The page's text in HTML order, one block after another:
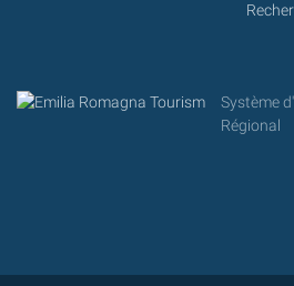
Système
Régional